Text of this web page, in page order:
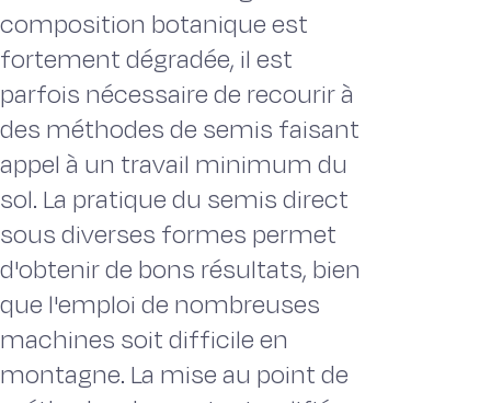
composition botanique est
fortement dégradée, il est
parfois nécessaire de recourir à
des méthodes de semis faisant
appel à un travail minimum du
sol. La pratique du semis direct
sous diverses formes permet
d'obtenir de bons résultats, bien
que l'emploi de nombreuses
machines soit difficile en
montagne. La mise au point de